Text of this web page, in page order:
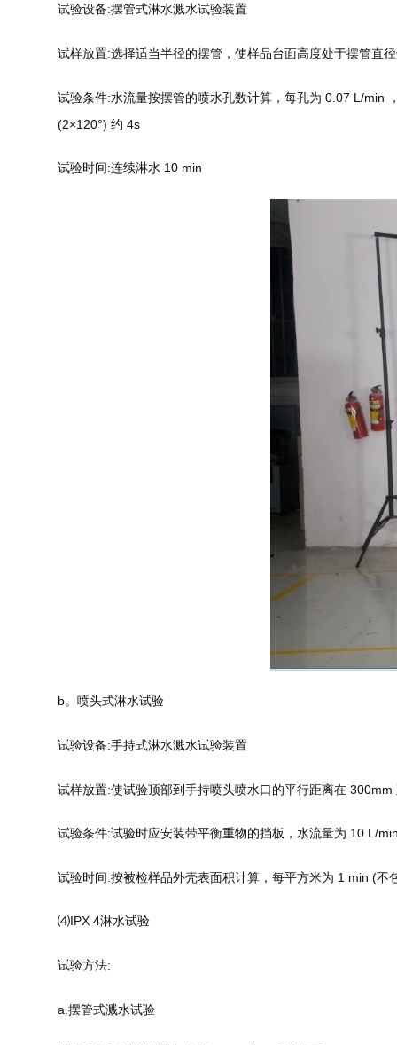
试验设备:摆管式淋水溅水试验装置
试样放置:选择适当半径的摆管，使样品台面高度处于摆管直
试验条件:水流量按摆管的喷水孔数计算，每孔为 0.07 L/min
(2×120°) 约 4s
试验时间:连续淋水 10 min
b。喷头式淋水试验
试验设备:手持式淋水溅水试验装置
试样放置:使试验顶部到手持喷头喷水口的平行距离在
试验条件:试验时应安装带平衡重物的挡板，水流量为 10 L/
试验时间:按被检样品外壳表面积计算，每平方米为 1 min (不
⑷IPX 4淋水试验
试验方法:
a.摆管式溅水试验